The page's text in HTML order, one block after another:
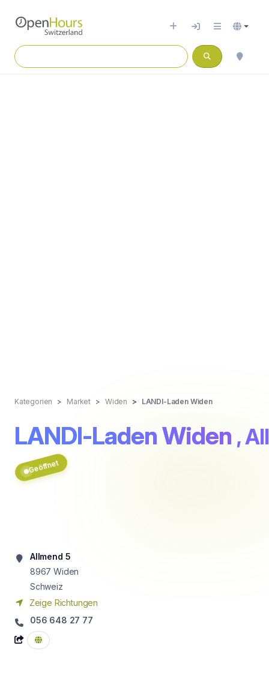
Kategorien Market Widen LANDI-Laden Widen
LANDI-Laden Widen ,
Geöffnet
Allmend 5
8967 Widen
Schweiz
Zeige Richtungen
056 648 27 77